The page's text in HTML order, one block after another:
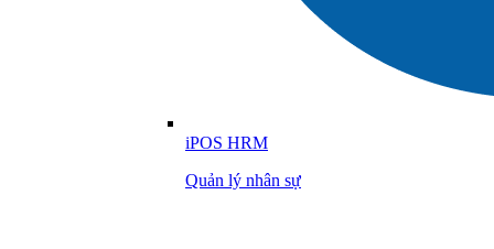
iPOS HRM
Quản lý nhân sự